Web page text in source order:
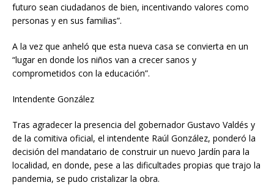
futuro sean ciudadanos de bien, incentivando valores como
personas y en sus familias”.
A la vez que anheló que esta nueva casa se convierta en un
“lugar en donde los niños van a crecer sanos y
comprometidos con la educación”.
Intendente González
Tras agradecer la presencia del gobernador Gustavo Valdés y
de la comitiva oficial, el intendente Raúl González, ponderó la
decisión del mandatario de construir un nuevo Jardín para la
localidad, en donde, pese a las dificultades propias que trajo la
pandemia, se pudo cristalizar la obra.